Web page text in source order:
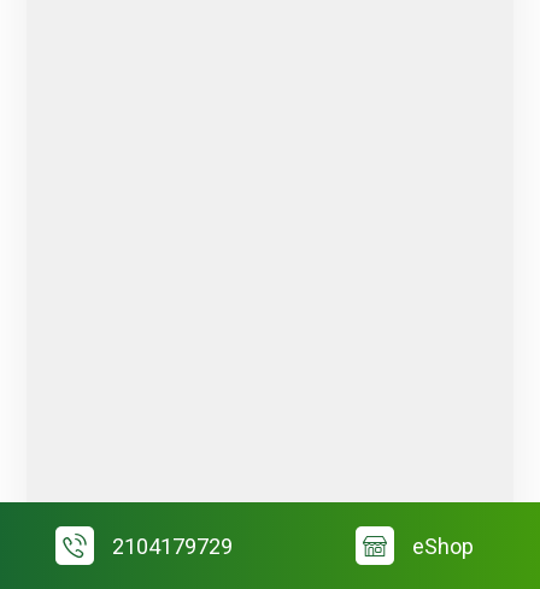
2104179729 eShop